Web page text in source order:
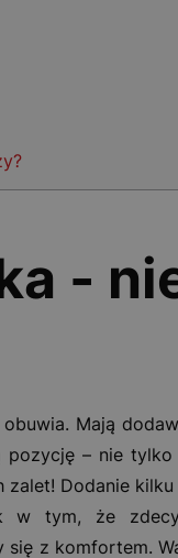
-
Mają
– nie
Dodanie
w tym, że
się z komfortem.